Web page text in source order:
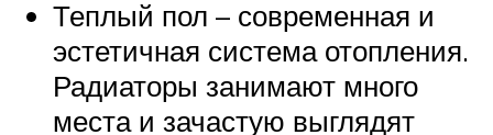
Теплый пол – современная и
эстетичная система отопления.
Радиаторы занимают много
места и зачастую выглядят